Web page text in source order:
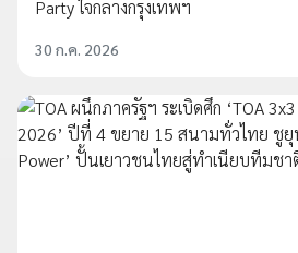
Party ใจกลางกรุงเทพฯ
30 ก.ค. 2026